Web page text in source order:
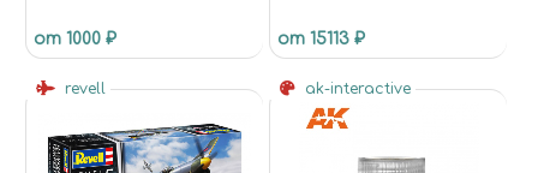
от 1000 ₽
МАКЛАРЕН «ПОЛНЫЙ
ОБЗОР» С ПРОЗРАЧНЫМ
КУЗОВОМ)
от 15113 ₽
revell ak-interactive